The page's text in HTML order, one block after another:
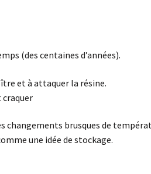
(des centaines d’années).
et à attaquer la résine.
changements brusques de
une idée de stockage.